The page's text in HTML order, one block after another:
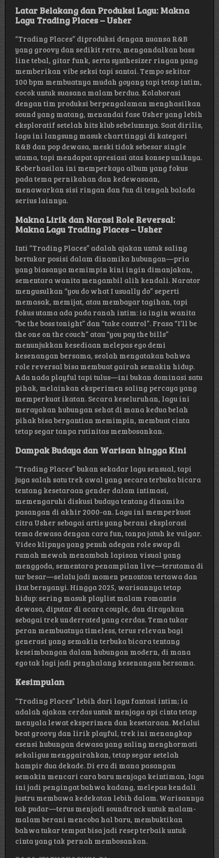
Latar Belakang dan Produksi Lagu: Makna
Lagu Trading Places – Usher
“Trading Places” diproduksi dengan nuansa R&B
yang groovy dan sedikit retro, mengandalkan bass
line tebal, gitar funk, serta synthesizer ringan yang
memberikan vibe seksi tapi santai. Tempo sekitar
100 bpm membuatnya mudah goyang tapi tetap intim,
cocok untuk suasana malam berdua. Kolaborasi
dengan tim produksi berpengalaman menghasilkan
sound yang matang, menandai fase Usher yang lebih
eksploratif setelah hits klub sebelumnya. Saat dirilis,
lagu ini langsung masuk chart tinggi di kategori
R&B dan pop dewasa, meski tidak sebesar single
utama, tapi mendapat apresiasi atas konsep uniknya.
Keberhasilan ini memperkaya album yang fokus
pada tema pernikahan dan kedewasaan,
menawarkan sisi ringan dan fun di tengah balada
serius lainnya.
Makna Lirik dan Narasi Role Reversal:
Makna Lagu Trading Places – Usher
Inti “Trading Places” adalah ajakan untuk saling
bertukar posisi dalam dinamika hubungan—pria
yang biasanya memimpin kini ingin dimanjakan,
sementara wanita mengambil alih kendali. Narator
mengusulkan “you do what I usually do” seperti
memasak, memijat, atau membayar tagihan, tapi
fokus utama ada pada ranah intim: ia ingin wanita
“be the boss tonight” dan “take control”. Frasa “I’ll be
the one on the couch” atau “you pay the bills”
menunjukkan kesediaan melepas ego demi
kesenangan bersama, seolah mengatakan bahwa
role reversal bisa membuat gairah semakin hidup.
Ada nada playful tapi tulus—ini bukan dominasi satu
pihak, melainkan eksperimen saling percaya yang
memperkuat ikatan. Secara keseluruhan, lagu ini
merayakan hubungan sehat di mana kedua belah
pihak bisa bergantian memimpin, membuat cinta
tetap segar tanpa rutinitas membosankan.
Dampak Budaya dan Warisan hingga Kini
“Trading Places” bukan sekadar lagu sensual, tapi
juga salah satu trek awal yang secara terbuka bicara
tentang kesetaraan gender dalam intimasi,
memengaruhi diskusi budaya tentang dinamika
pasangan di akhir 2000-an. Lagu ini memperkuat
citra Usher sebagai artis yang berani eksplorasi
tema dewasa dengan cara fun, tanpa jatuh ke vulgar.
Video klipnya yang penuh adegan role swap di
rumah mewah menambah lapisan visual yang
menggoda, sementara penampilan live—terutama di
tur besar—selalu jadi momen penonton tertawa dan
ikut bernyanyi. Hingga 2025, warisannya tetap
hidup: sering masuk playlist malam romantis
dewasa, diputar di acara couple, dan dirayakan
sebagai trek underrated yang cerdas. Tema tukar
peran membuatnya timeless, terus relevan bagi
generasi yang semakin terbuka bicara tentang
keseimbangan dalam hubungan modern, di mana
ego tak lagi jadi penghalang kesenangan bersama.
Kesimpulan
“Trading Places” lebih dari lagu fantasi intim; ia
adalah ajakan cerdas untuk menjaga api cinta tetap
menyala lewat eksperimen dan kesetaraan. Melalui
beat groovy dan lirik playful, trek ini menangkap
esensi hubungan dewasa yang saling menghormati
sekaligus menggairahkan, tetap segar setelah
hampir dua dekade. Di era di mana pasangan
semakin mencari cara baru menjaga keintiman, lagu
ini jadi pengingat bahwa kadang, melepas kendali
justru membawa kedekatan lebih dalam. Warisannya
tak pudar—terus menjadi soundtrack untuk malam-
malam berani mencoba hal baru, membuktikan
bahwa tukar tempat bisa jadi resep terbaik untuk
cinta yang tak pernah membosankan.